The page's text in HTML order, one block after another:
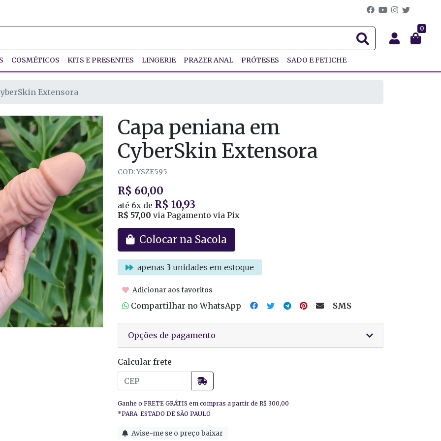
0
COSMÉTICOS KITS E PRESENTES LINGERIE PRAZER ANAL PRÓTESES SADO E FETICHE
Extensora
Capa peniana em
CyberSkin Extensora
COD: YSZE595
R$ 60,00
até 6x de R$ 10,93
R$ 57,00 via Pagamento via Pix
Colocar na Sacola
apenas 3 unidades em estoque
Adicionar aos favoritos
Compartilhar no WhatsApp SMS
Opções de pagamento
Calcular frete
Avise-me se o preço baixar